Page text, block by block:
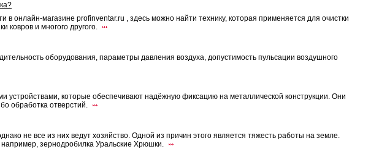
в онлайн-магазине profinventar.ru , здесь можно найти технику, которая применяется для очистки
ковров и многого другого.
оборудования, параметры давления воздуха, допустимость пульсации воздушного
устройствами, которые обеспечивают надёжную фиксацию на металлической конструкции. Они
обработка отверстий.
не все из них ведут хозяйство. Одной из причин этого является тяжесть работы на земле.
например, зернодробилка Уральские Хрюшки.